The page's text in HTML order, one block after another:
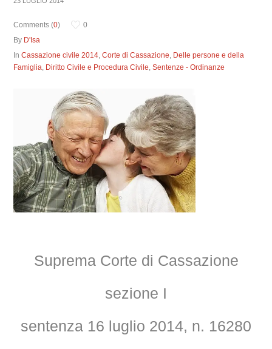
Comments (0)
0
By D'Isa
InCassazione civile 2014,Corte di Cassazione, Delle persone e della
Famiglia, Diritto Civile e Procedura Civile,Sentenze - Ordinanze
Suprema Corte di Cassazione
sezione I
sentenza 16 luglio 2014, n. 16280